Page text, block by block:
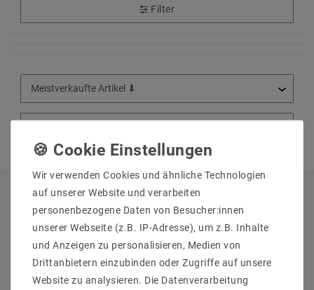
Filter
QUICKLINKS
Wir verwenden Cookies und ähnliche Technologien
auf unserer Website und verarbeiten
personenbezogene Daten von Besucher:innen
unserer Webseite (z.B. IP-Adresse), um z.B. Inhalte
und Anzeigen zu personalisieren, Medien von
Drittanbietern einzubinden oder Zugriffe auf unsere
Website zu analysieren. Die Datenverarbeitung